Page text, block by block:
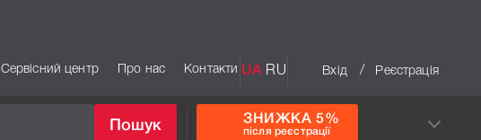
Сервісний центр Про нас Контакти UA RU Вхід / Реєстрація
Пошук ЗНИЖКА 5%
після реєстрації